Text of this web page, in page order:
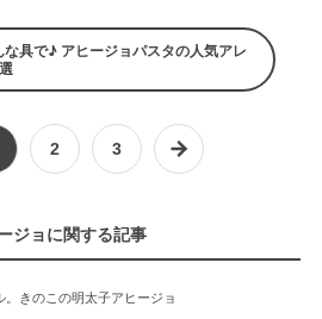
な具で♪ アヒージョパスタの人気アレ
2 3
ジョに関する記事
。きのこの明太子アヒージョ